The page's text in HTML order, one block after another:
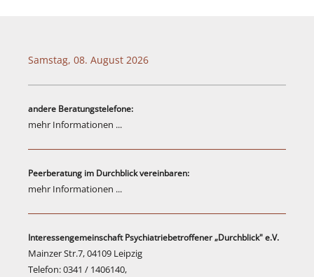
Samstag, 08. August 2026
andere Beratungstelefone:
mehr Informationen ...
Peerberatung im Durchblick vereinbaren:
mehr Informationen ...
Interessengemeinschaft Psychiatriebetroffener „Durchblick" e.V.
Mainzer Str.7, 04109 Leipzig
Telefon: 0341 / 1406140,